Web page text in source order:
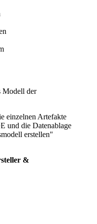
Modell der
einzelnen Artefakte
und die Datenablage
erstellen"
&